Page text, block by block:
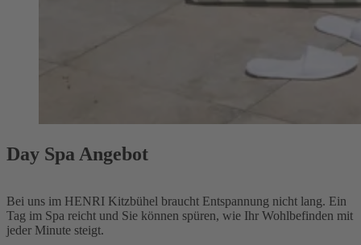
Day Spa Angebot
Bei uns im HENRI Kitzbühel braucht Entspannung nicht lang. Ein
Tag im Spa reicht und Sie können spüren, wie Ihr Wohlbefinden mit
jeder Minute steigt.